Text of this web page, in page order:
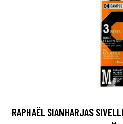
RAPHAËL SIANHARJAS